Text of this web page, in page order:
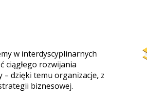
w interdyscyplinarnych
ciągłego rozwijania
– dzięki temu organizacje, z
biznesowej.